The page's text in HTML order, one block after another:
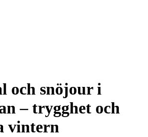
och snöjour i
– trygghet och
vintern